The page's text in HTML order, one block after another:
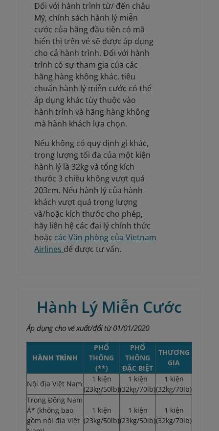
Đối với hành trình từ/ đến châu
Mỹ, chính sách hành lý miễn
cước của hãng đầu tiên có mã
hiển thị trên vé sẽ được áp dụng
cho cả hành trình. Đối với hành
trình có sự tham gia của các
hãng hàng không khác, tiêu
chuẩn hành lý miễn cước có thể
áp dụng khác tùy thuộc vào
hành trình và hãng hàng không
mà hành khách lựa chọn.
Nếu không có quy định gì khác,
trọng lượng tối đa của một kiện
hành lý là 32kg và tổng kích
thước 3 chiều không vượt quá
203cm. Nếu hành lý của hành
khách vượt quá trọng lượng
và/hoặc kích thước cho phép,
hãy liên hệ các đại lý chính thức
hoặc các Văn phòng của Vietnam
Airlines để được tư vấn.
Hành Lý Miễn Cước
Áp dụng cho vé xuất/đổi từ 01/01/2020
HÀNH TRÌNH
PHỔ
THÔNG
(**)
PHỔ
THÔNG
ĐẶC BIỆT
THƯƠNG
GIA
Nội địa Việt Nam
1 kiện
(23kg/50lb)
1 kiện
(32kg/70lb)
1 kiện
(32kg/70lb)
Trong Đông Nam
Á* (không bao
gồm nội địa Việt
1 kiện
(23kg/50lb)
1 kiện
(23kg/50lb)
1 kiện
(32kg/70lb)